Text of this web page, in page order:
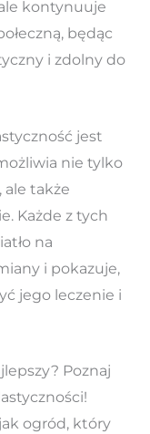
kontynuuje
będąc
i zdolny do
jest
nie tylko
ale także
Każde z tych
na
i pokazuje,
jego leczenie i
Poznaj
ogród, który